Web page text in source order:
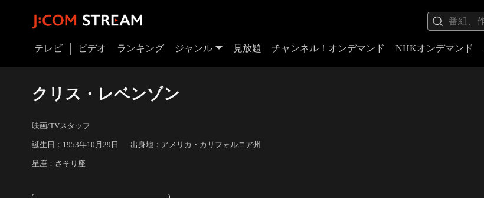
テレビ ビデオ ランキング ジャンル 見放題 チャンネル！オンデマンド NHKオンデマンド
クリス・レベンゾン
映画/TVスタッフ
誕生日：1953年10月29日 出身地：アメリカ・カリフォルニア州
星座：さそり座